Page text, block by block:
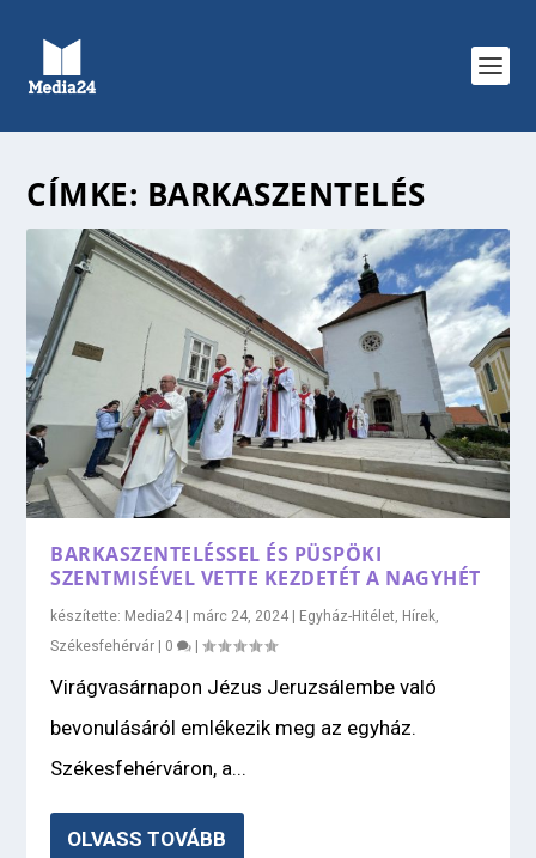
CÍMKE: BARKASZENTELÉS
BARKASZENTELÉSSEL ÉS PÜSPÖKI
SZENTMISÉVEL VETTE KEZDETÉT A NAGYHÉT
készítette: Media24 | márc 24, 2024 | Egyház-Hitélet Hírek
Székesfehérvár | 0 |
Virágvasárnapon Jézus Jeruzsálembe való
bevonulásáról emlékezik meg az egyház.
Székesfehérváron, a...
OLVASS TOVÁBB